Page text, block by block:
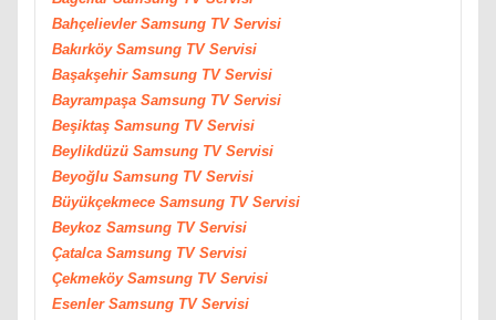
Bahçelievler Samsung TV Servisi
Bakırköy Samsung TV Servisi
Başakşehir Samsung TV Servisi
Bayrampaşa Samsung TV Servisi
Beşiktaş Samsung TV Servisi
Beylikdüzü Samsung TV Servisi
Beyoğlu Samsung TV Servisi
Büyükçekmece Samsung TV Servisi
Beykoz Samsung TV Servisi
Çatalca Samsung TV Servisi
Çekmeköy Samsung TV Servisi
Esenler Samsung TV Servisi